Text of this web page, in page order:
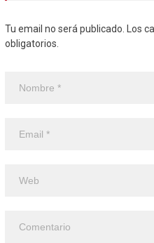
Tu email no será publicado. Los
obligatorios.